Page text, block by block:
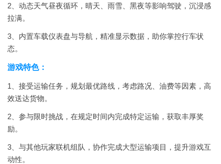
2、动态天气昼夜循环，晴天、雨雪、黑夜等影响驾驶，沉浸感
拉满。
3、内置车载仪表盘与导航，精准显示数据，助你掌控行车状
态。
游戏特色：
1、接受运输任务，规划最优路线，考虑路况、油费等因素，高
效送达货物。
2、参与限时挑战，在规定时间内完成特定运输，获取丰厚奖
励。
3、与其他玩家联机组队，协作完成大型运输项目，提升游戏互
动性。